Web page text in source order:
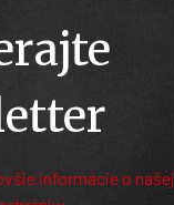
informácie o